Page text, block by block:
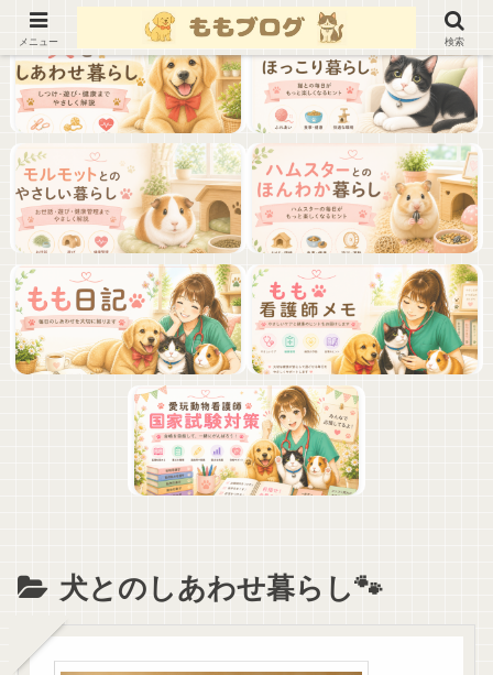
犬とのしあわせ暮らし🐾
メニュー 検索